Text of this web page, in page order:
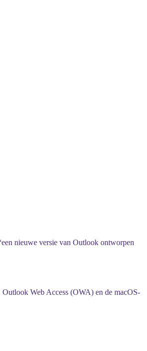
nieuwe versie van Outlook ontworpen
Web Access (OWA) en de macOS-